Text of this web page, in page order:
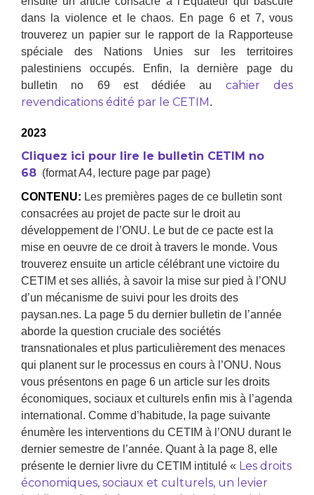
dans la violence et le chaos. En page 6 et 7, vous
trouverez un papier sur le rapport de la Rapporteuse
spéciale des Nations Unies sur les territoires
palestiniens occupés. Enfin, la dernière page du
bulletin no 69 est dédiée au cahier des
revendications édité par le CETIM.
2023
Cliquez ici pour lire le bulletin CETIM no
68 (format A4, lecture page par page)
CONTENU: Les premières pages de ce bulletin sont
consacrées au projet de pacte sur le droit au
développement de l’ONU. Le but de ce pacte est la
mise en oeuvre de ce droit à travers le monde. Vous
trouverez ensuite un article célébrant une victoire du
CETIM et ses alliés, à savoir la mise sur pied à l’ONU
d’un mécanisme de suivi pour les droits des
paysan.nes. La page 5 du dernier bulletin de l’année
aborde la question cruciale des sociétés
transnationales et plus particulièrement des menaces
qui planent sur le processus en cours à l’ONU. Nous
vous présentons en page 6 un article sur les droits
économiques, sociaux et culturels enfin mis à l’agenda
international. Comme d’habitude, la page suivante
énumère les interventions du CETIM à l’ONU durant le
dernier semestre de l’année. Quant à la page 8, elle
présente le dernier livre du CETIM intitulé « Les droits
économiques, sociaux et culturels, un levier